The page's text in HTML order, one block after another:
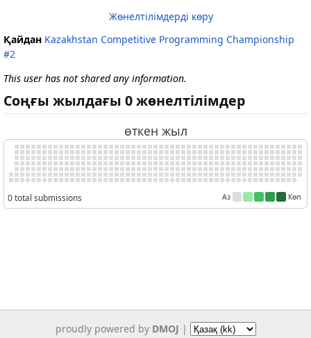
Жөнелтілімдерді көру
Қайдан Kazakhstan Competitive Programming Championship
#2
This user has not shared any information.
Соңғы жылдағы 0 жөнелтілімдер
өткен жыл
0 total submissions Аз Көп
proudly powered by DMOJ |